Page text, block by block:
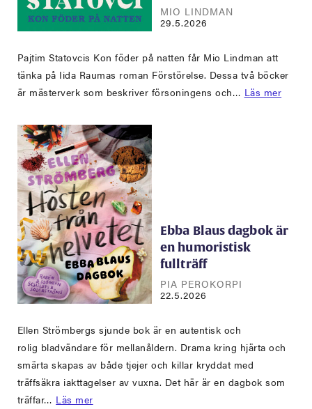
MIO LINDMAN
29.5.2026
Pajtim Statovcis Kon föder på natten får Mio Lindman att
tänka på Iida Raumas roman Förstörelse. Dessa två böcker
är mästerverk som beskriver försoningens och… Läs mer
Ebba Blaus dagbok är
en humoristisk
fullträff
PIA PEROKORPI
22.5.2026
Ellen Strömbergs sjunde bok är en autentisk och
rolig bladvändare för mellanåldern. Drama kring hjärta och
smärta skapas av både tjejer och killar kryddat med
träffsäkra iakttagelser av vuxna. Det här är en dagbok som
träffar… Läs mer